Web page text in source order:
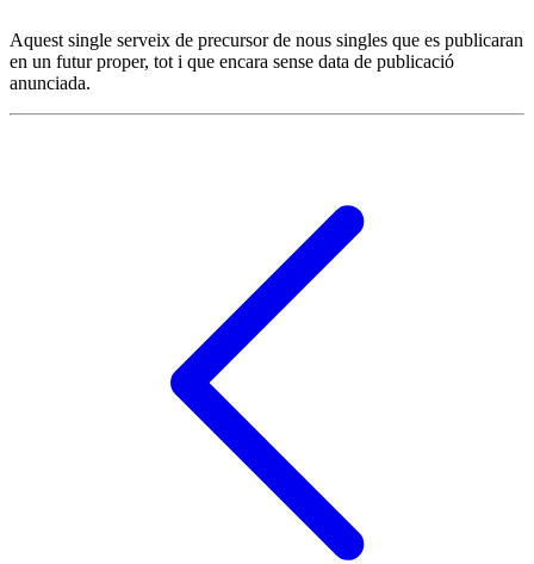
Aquest single serveix de precursor de nous singles que es publicaran
en un futur proper, tot i que encara sense data de publicació
anunciada.